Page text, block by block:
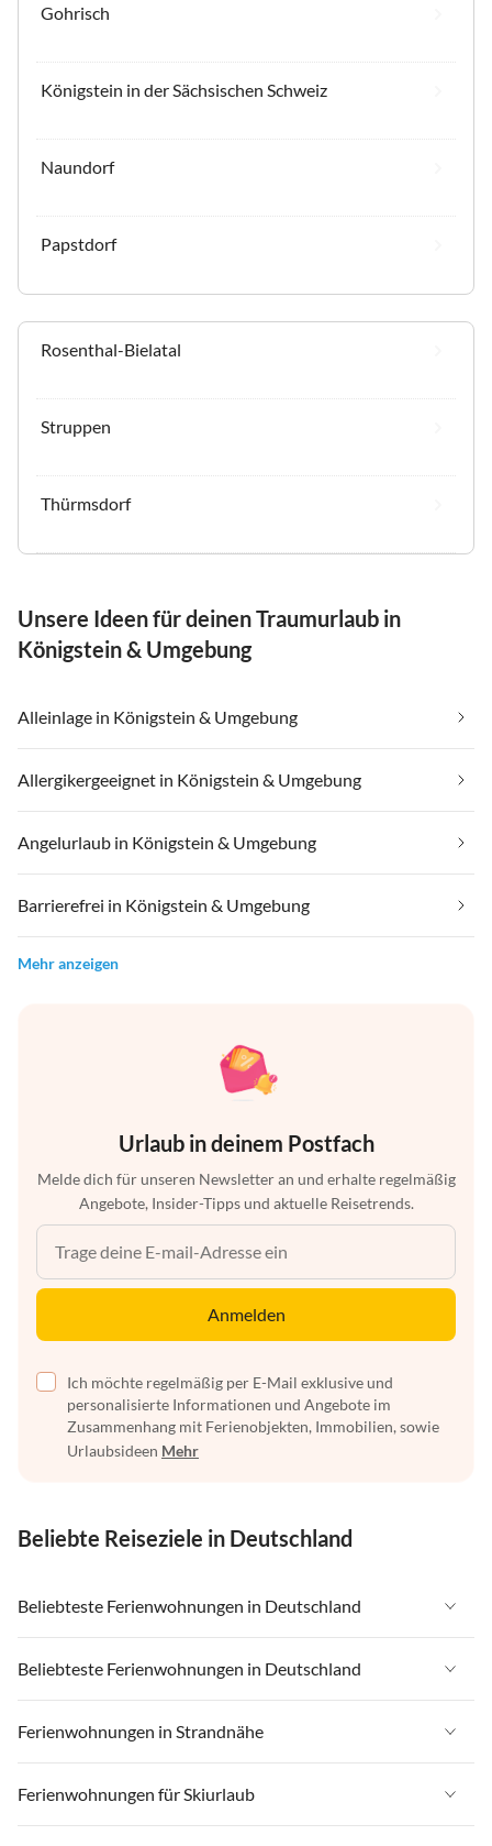
Gohrisch
Königstein in der Sächsischen Schweiz
Naundorf
Papstdorf
Rosenthal-Bielatal
Struppen
Thürmsdorf
Unsere Ideen für deinen Traumurlaub in
Königstein & Umgebung
Alleinlage in Königstein & Umgebung
Allergikergeeignet in Königstein & Umgebung
Angelurlaub in Königstein & Umgebung
Barrierefrei in Königstein & Umgebung
Mehr anzeigen
Urlaub in deinem Postfach
Melde dich für unseren Newsletter an und erhalte regelmäßig
Angebote, Insider-Tipps und aktuelle Reisetrends.
Anmelden
Ich möchte regelmäßig per E-Mail exklusive und
personalisierte Informationen und Angebote im
Zusammenhang mit Ferienobjekten, Immobilien, sowie
Urlaubsideen Mehr
Beliebte Reiseziele in Deutschland
Beliebteste Ferienwohnungen in Deutschland
Ferienwohnungen in Deutschland
Ferienwohnungen in Ostsee
Ferienwohnungen in Nordsee
Ferienwohnungen in Mecklenburg-Vorpommern
Beliebteste Ferienwohnungen in Deutschland
Ferienwohnungen in Deutschland
Ferienwohnungen in Ostsee
Ferienwohnungen in Nordsee
Ferienwohnungen in Strandnähe
Ferienwohnungen in Strandnähe in Deutschland
Ferienwohnungen in Strandnähe in Ostsee
Ferienwohnungen für Skiurlaub